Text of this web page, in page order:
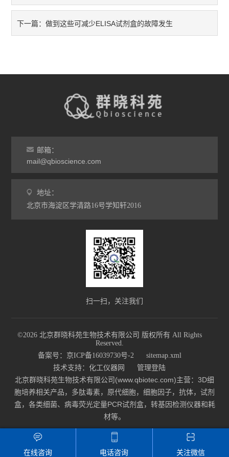
下一篇：做到这些可减少ELISA试剂盒的故障发生
邮箱：
mail@qbioscience.com
地址：
北京市海淀区学清路16号学知轩2016
扫一扫，关注我们
©2026 北京群晓科苑生物技术有限公司 版权所有 All Rights
Reserved.
备案号：京ICP备16039730号-2
sitemap.xml
技术支持： 化工仪器网 管理登陆
北京群晓科苑生物技术有限公司(www.qbiotec.com)主营：3D细
胞培养相关产品，多肽毒素，原代细胞，细胞因子，抗体，试剂
盒，各类细菌、病毒荧光定量PCR试剂盒，转基因检测仪器和耗
材等。
在线咨询 电话咨询 关注微信